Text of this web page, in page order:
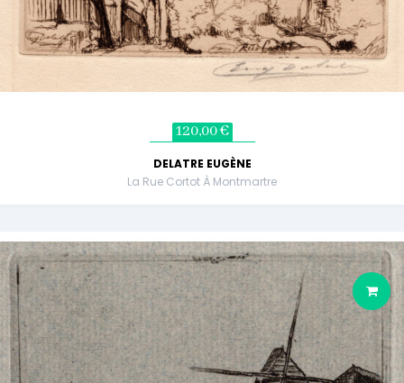
120,00 €
DELATRE EUGÈNE
La Rue Cortot À Montmartre